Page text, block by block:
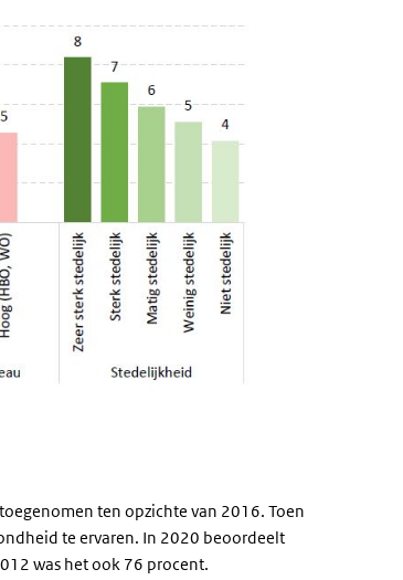
ten opzichte van 2016. Toen
te ervaren. In 2020 beoordeelt
was het ook 76 procent.